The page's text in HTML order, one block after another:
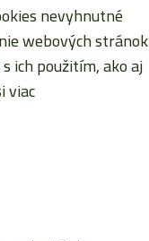
nevyhnutné
webových stránok
ich použitím, ako aj
viac